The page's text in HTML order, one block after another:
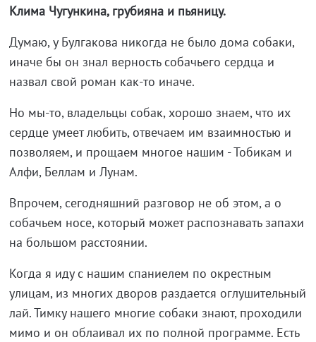
Клима Чугункина, грубияна и пьяницу.
Думаю, у Булгакова никогда не было дома собаки,
иначе бы он знал верность собачьего сердца и
назвал свой роман как-то иначе.
Но мы-то, владельцы собак, хорошо знаем, что их
сердце умеет любить, отвечаем им взаимностью и
позволяем, и прощаем многое нашим - Тобикам и
Алфи, Беллам и Лунам.
Впрочем, сегодняшний разговор не об этом, а о
собачьем носе, который может распознавать запахи
на большом расстоянии.
Когда я иду с нашим спаниелем по окрестным
улицам, из многих дворов раздается оглушительный
лай. Тимку нашего многие собаки знают, проходили
мимо и он облаивал их по полной программе. Есть